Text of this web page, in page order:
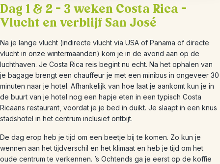
Dag 1 & 2 – 3 weken Costa Rica –
Vlucht en verblijf San José
Na je lange vlucht (indirecte vlucht via USA of Panama of directe
vlucht in onze wintermaanden) kom je in de avond aan op de
luchthaven. Je Costa Rica reis begint nu echt. Na het ophalen van
je bagage brengt een chauffeur je met een minibus in ongeveer 30
minuten naar je hotel. Afhankelijk van hoe laat je aankomt kun je in
de buurt van je hotel nog een hapje eten in een typisch Costa
Ricaans restaurant, voordat je je bed in duikt. Je slaapt in een knus
stadshotel in het centrum inclusief ontbijt.
De dag erop heb je tijd om een beetje bij te komen. Zo kun je
wennen aan het tijdverschil en het klimaat en heb je tijd om het
oude centrum te verkennen. ’s Ochtends ga je eerst op de koffie